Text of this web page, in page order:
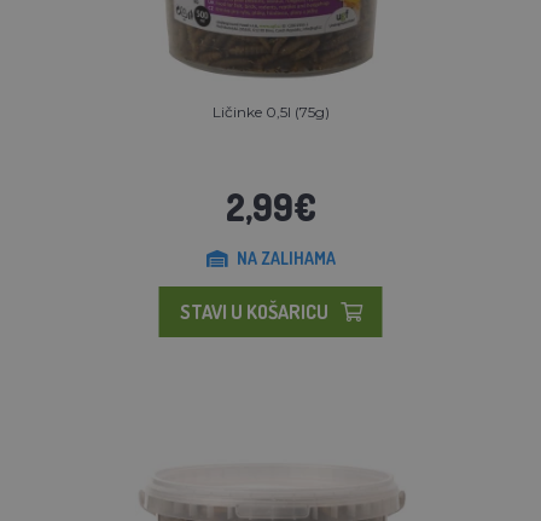
Ličinke 0,5l (75g)
2,99€
NA ZALIHAMA
STAVI U KOŠARICU